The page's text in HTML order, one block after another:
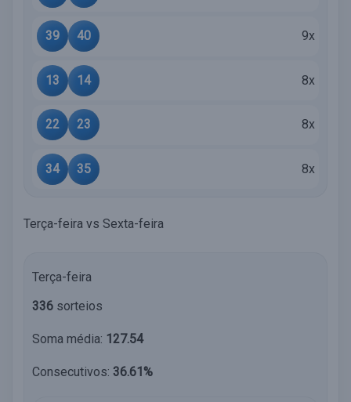
39 40 9x
13 14 8x
22 23 8x
34 35 8x
Terça-feira vs Sexta-feira
Terça-feira
336 sorteios
Soma média: 127.54
Consecutivos: 36.61%